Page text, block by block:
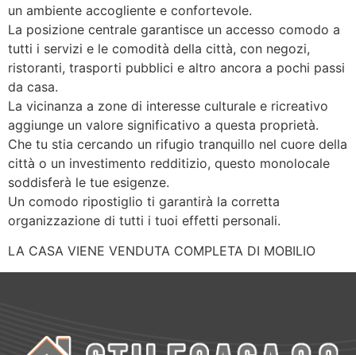
un ambiente accogliente e confortevole.
La posizione centrale garantisce un accesso comodo a
tutti i servizi e le comodità della città, con negozi,
ristoranti, trasporti pubblici e altro ancora a pochi passi
da casa.
La vicinanza a zone di interesse culturale e ricreativo
aggiunge un valore significativo a questa proprietà.
Che tu stia cercando un rifugio tranquillo nel cuore della
città o un investimento redditizio, questo monolocale
soddisferà le tue esigenze.
Un comodo ripostiglio ti garantirà la corretta
organizzazione di tutti i tuoi effetti personali.
LA CASA VIENE VENDUTA COMPLETA DI MOBILIO